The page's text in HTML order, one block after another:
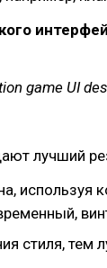
game UI
лучший
используя
стиля, тем